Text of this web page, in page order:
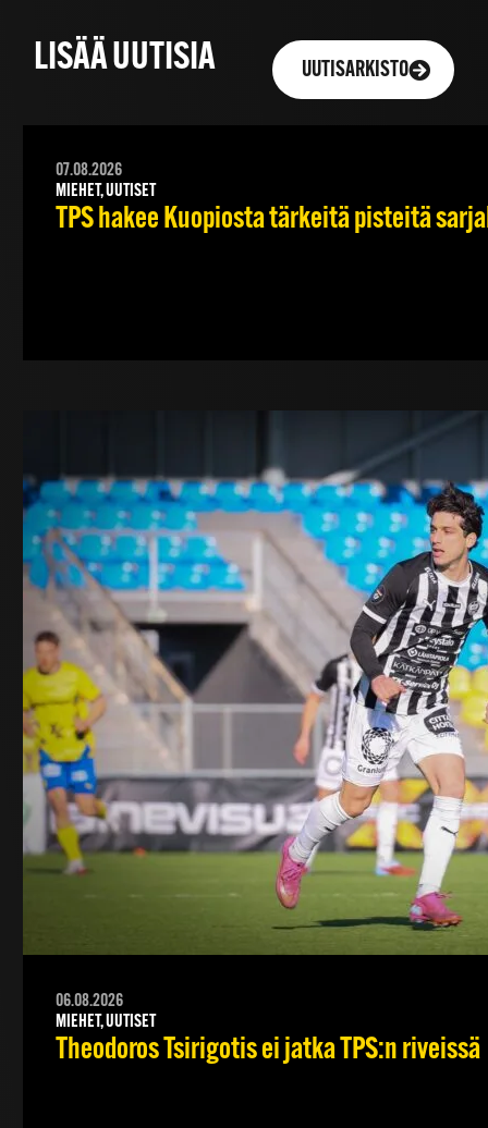
LISÄÄ UUTISIA UUTISARKISTO
07.08.2026
MIEHET, UUTISET
TPS hakee Kuopiosta tärkeitä pisteitä
06.08.2026
MIEHET, UUTISET
Theodoros Tsirigotis ei jatka TPS:n riveissä